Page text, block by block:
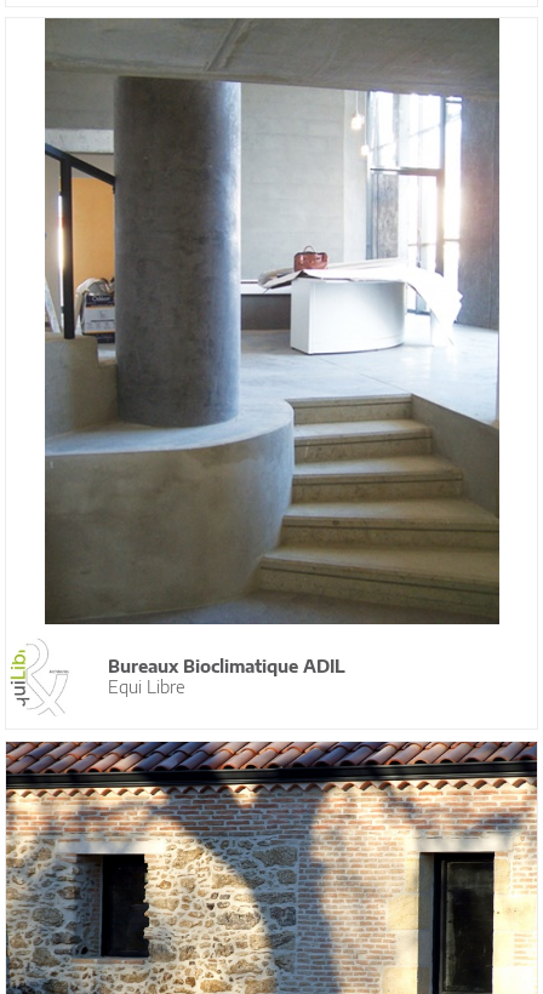
Bureaux Bioclimatique ADIL
Equi Libre